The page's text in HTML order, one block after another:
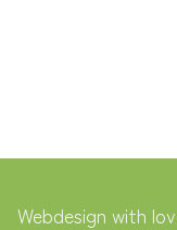
Webdesign with